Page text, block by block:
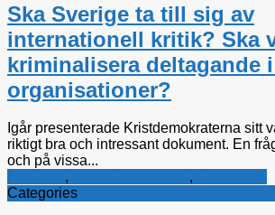
Ska Sverige ta till sig av
internationell kritik? Ska
kriminalisera deltagande
organisationer?
Igår presenterade Kristdemokraterna sitt
riktigt bra och intressant dokument. En
och på vissa...
, ,
Categories